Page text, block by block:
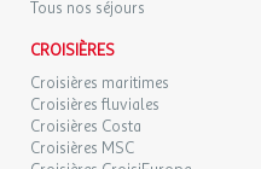
Tous nos séjours
CROISIÈRES
Croisières maritimes
Croisières fluviales
Croisières Costa
Croisières MSC